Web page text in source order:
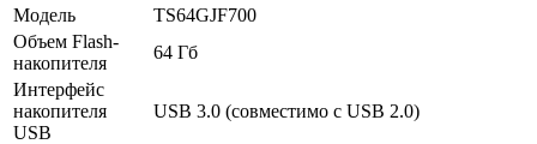
Модель
TS64GJF700
Объем Flash-
накопителя
64 Гб
Интерфейс
накопителя
USB
USB 3.0 (совместимо с USB 2.0)